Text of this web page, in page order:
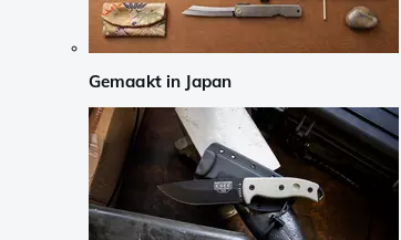
Gemaakt in Japan